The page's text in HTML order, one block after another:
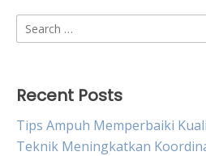
Search
for:
Recent Posts
Tips Ampuh Memperbaiki
Teknik Meningkatkan